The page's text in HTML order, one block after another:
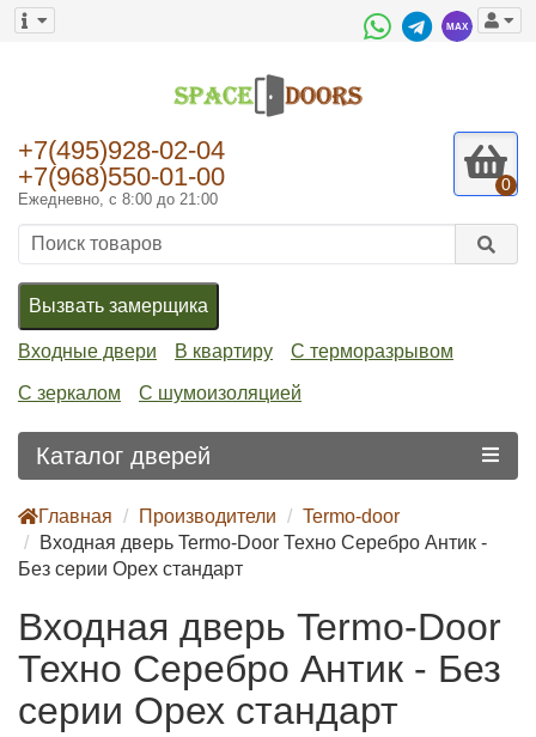
+7(495)928-02-04
+7(968)550-01-00
Ежедневно, с 8:00 до 21:00
0
Вызвать замерщика
Входные двери В квартиру С терморазрывом
С зеркалом С шумоизоляцией
Каталог дверей
Главная Производители
Termo-door
Входная дверь Termo-Door Техно Серебро Антик -
Без серии Орех стандарт
Входная дверь Termo-Door
Техно Серебро Антик - Без
серии Орех стандарт